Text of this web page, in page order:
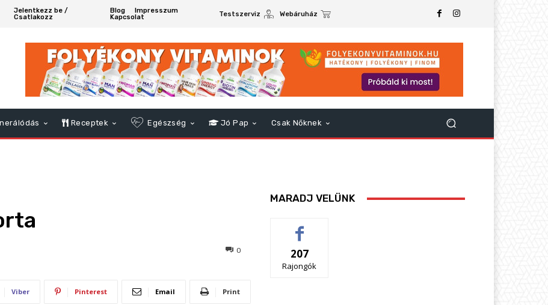
Jelentkezz be /
Csatlakozz
Blog
Impresszum
Kapcsolat
Testszerviz Webáruház
Receptek Egészség Jó Pap Csak Nőknek
0
Viber Pinterest Email Print
MARADJ VELÜNK
207
Rajongók